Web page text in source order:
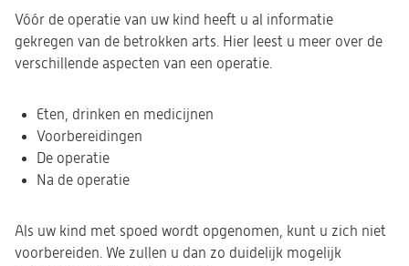
nieuwe
tab)
Vóór de operatie van uw kind heeft u al informatie
gekregen van de betrokken arts. Hier leest u meer over de
verschillende aspecten van een operatie.
Eten, drinken en medicijnen
Voorbereidingen
De operatie
Na de operatie
Als uw kind met spoed wordt opgenomen, kunt u zich niet
voorbereiden. We zullen u dan zo duidelijk mogelijk